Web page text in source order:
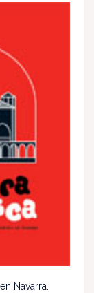
Navarra.